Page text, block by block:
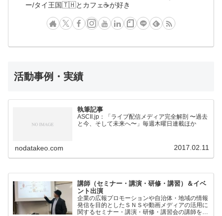
ー/タイ王国🇹🇭とカフェ☕️が好き
活動事例・実績
執筆記事
ASCII.jp：「ライブ配信メディア完全解剖 〜過去
と今、そして未来へ〜」毎週木曜日連載ほか
nodatakeo.com 2017.02.11
講師（セミナー・講演・研修・講習）＆イベ
ント出演
企業の広報プロモーションや自治体・地域の情報
発信を目的としたＳＮＳや動画メディアの活用に
関するセミナー・講演・研修・講習会の講師を担